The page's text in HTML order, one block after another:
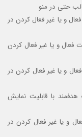
حتی در منو
فعال و یا غیر فعال کردندر
فعال و یا غیر فعال کردن
فعال و یا غیر فعال کردندر
با قابلیت نمایش
و یا غیر فعال کردندر